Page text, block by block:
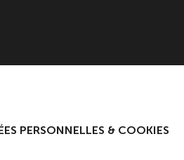
PERSONNELLES & COOKIES